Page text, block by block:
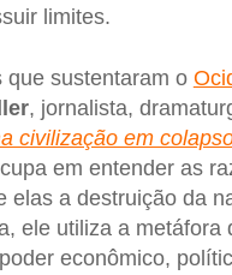
limites.
que sustentaram o
, jornalista,
civilização em
em entender as
elas a destruição da
ele utiliza a metáfora
econômico,